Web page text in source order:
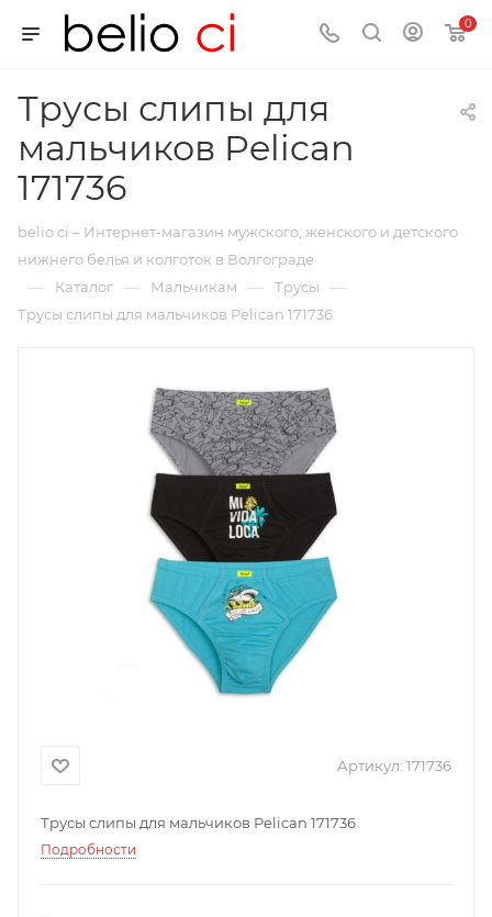
0
Трусы слипы для
мальчиков Pelican
171736
belio ci – Интернет-магазин мужского, женского и детского
нижнего белья и колготок в Волгограде
— Каталог — Мальчикам — Трусы —
Трусы слипы для мальчиков Pelican 171736
Артикул: 171736
Трусы слипы для мальчиков Pelican 171736
Подробности